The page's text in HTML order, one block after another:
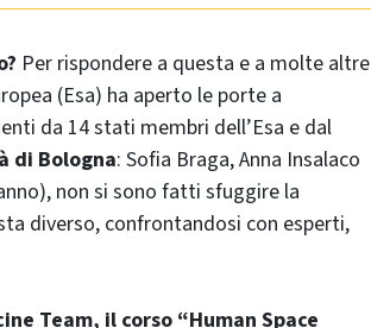
Per rispondere a questa e a molte altre
(Esa) ha aperto le porte a
da 14 stati membri dell’Esa e dal
di Bologna: Sofia Braga, Anna Insalaco
non si sono fatti sfuggire la
diverso, confrontandosi con esperti,
Team, il corso “Human Space